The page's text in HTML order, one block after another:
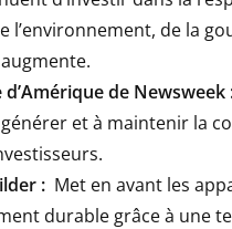
l’environnement, de la
de Newsweek
et à maintenir la
: Met en avant les
durable grâce à une